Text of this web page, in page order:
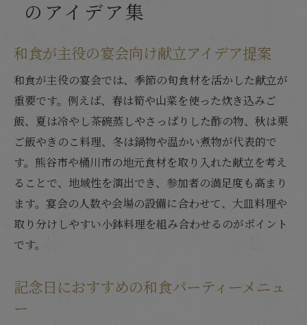
のアイデア集
和食が主役の宴会向け献立アイデア提案
和食が主役の宴会では、季節の旬食材を活かした献立が
重要です。例えば、春は筍や山菜を使った炊き込みご
飯、夏は冷やし茶碗蒸しやさっぱりした酢の物、秋は栗
ご飯やきのこ料理、冬は鍋物や温かい煮物が代表的で
す。熊谷市や桶川市の地元食材を取り入れた献立を考え
ることで、地域性を演出でき、参加者の満足度も高まり
ます。宴会の人数や会場の設備に合わせて、大皿料理や
取り分けしやすい小鉢料理を組み合わせるのがポイント
です。
記念日におすすめの和食パーティーメニュ
ー